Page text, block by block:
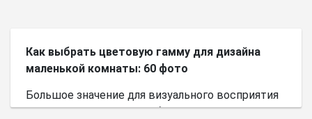
Как выбрать цветовую гамму для дизайна
маленькой комнаты: 60 фото
Большое значение для визуального восприятия
пространства имеет выбор цветовой палитры.